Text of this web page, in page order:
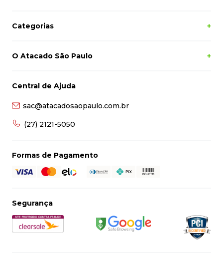
Categorias +
O Atacado São Paulo +
Central de Ajuda
sac@atacadosaopaulo.com.br
(27) 2121-5050
Formas de Pagamento
Segurança